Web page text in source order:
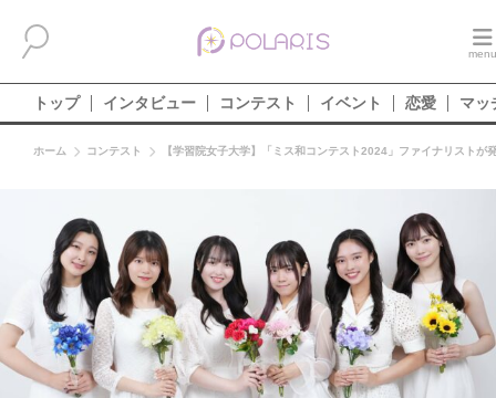
トップ インタビュー コンテスト イベント 恋愛 マッ
ホーム コンテスト 【学習院女子大学】「ミス和コンテスト2024」ファイナリストが